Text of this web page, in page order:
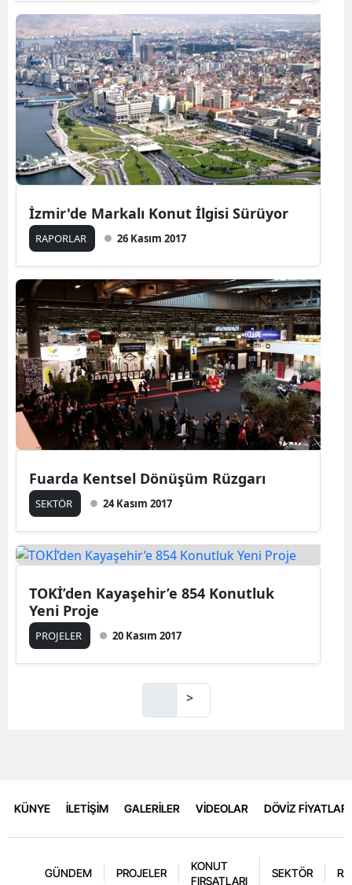
İzmir'de Markalı Konut İlgisi Sürüyor
RAPORLAR 26 Kasım 2017
Fuarda Kentsel Dönüşüm Rüzgarı
SEKTÖR 24 Kasım 2017
TOKİ’den Kayaşehir’e 854 Konutluk
Yeni Proje
PROJELER 20 Kasım 2017
>
KÜNYE İLETİŞİM GALERİLER VİDEOLAR DÖVİZ FİYATLARI
GÜNDEM PROJELER
KONUT
FIRSATLARI
SEKTÖR